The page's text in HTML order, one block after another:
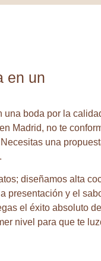
en un
una boda por la
Madrid, no te
una
diseñamos alta
presentación y el
el éxito absoluto
nivel para que te